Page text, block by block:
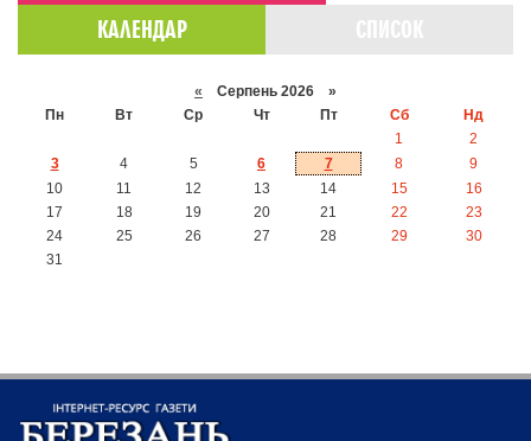
КАЛЕНДАР
« Серпень 2026 »
Пн
Вт Ср Чт Пт Сб
Нд
1
2
3
4 5 6 7 8
9
10
11 12 13 14 15
16
17
18 19 20 21 22
23
24
25 26 27 28 29
30
31